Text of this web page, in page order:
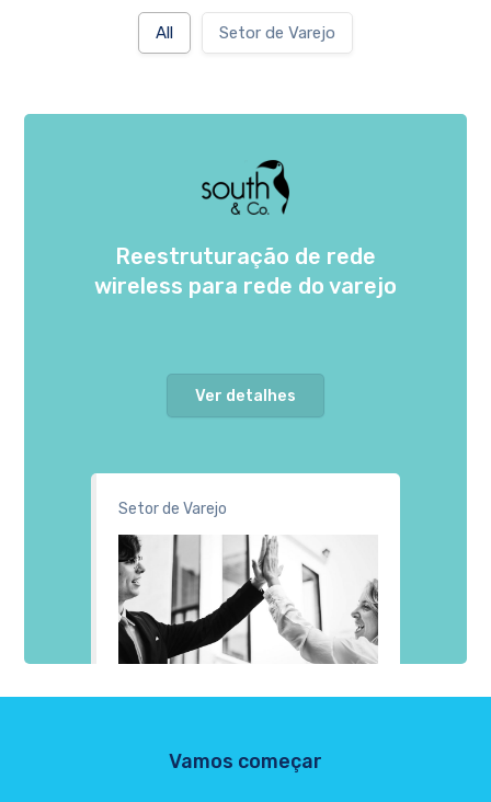
All Setor de Varejo
Setor de Varejo
Reestruturação de rede
wireless para rede do varejo
Ver detalhes
Vamos começar